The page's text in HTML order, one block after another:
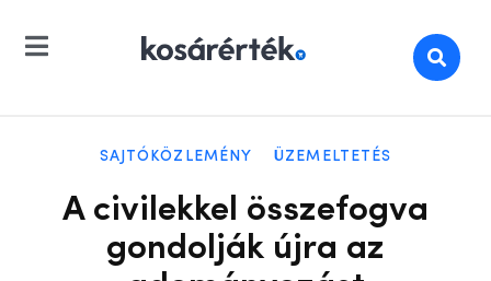
SAJTÓKÖZLEMÉNY ÜZEMELTETÉS
A civilekkel összefogva
gondolják újra az